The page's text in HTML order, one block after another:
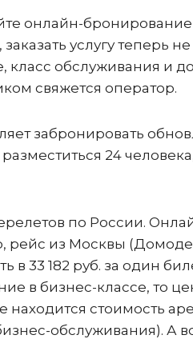
онлайн-
услугу теперь
класс обслуживания и
свяжется оператор.
забронировать
24
по России.
рейс из Москвы
в 33 182 руб. за один
в бизнес-классе, то
стоимость
обслуживания). А